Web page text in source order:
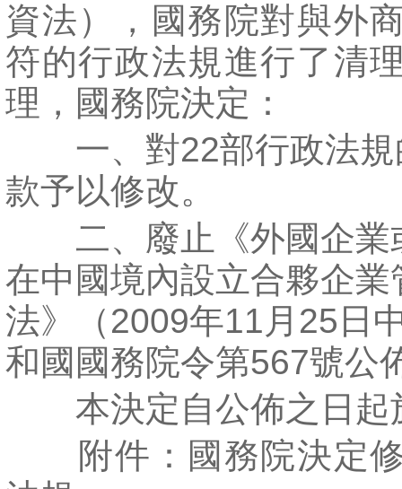
資法），國務院對與外
符的行政法規進行了清
理，國務院決定：
一、對22部行政法規
款予以修改。
二、廢止《外國企業
在中國境內設立合夥企業
法》（2009年11月25日
和國國務院令第567號公
本決定自公佈之日起
附件：國務院決定修